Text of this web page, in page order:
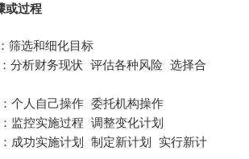
或过程
选和细化目标
析财务现状 评估各种风险 选择合
人自己操作 委托机构操作
控实施过程 调整变化计划
功实施计划 制定新计划 实行新计